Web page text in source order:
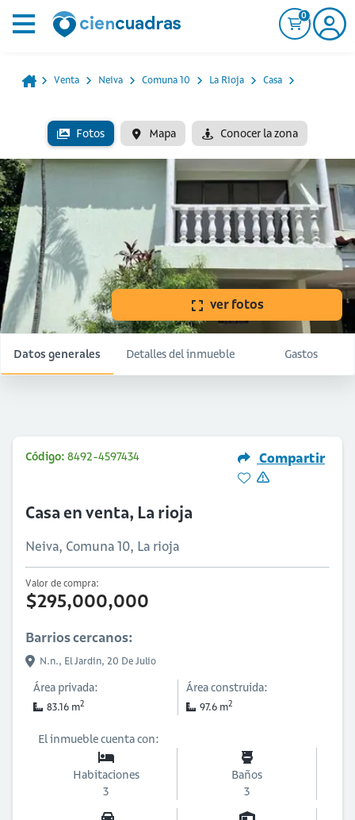
0
Venta Neiva Comuna 10 La Rioja Casa
Fotos Mapa Conocer la zona
ver fotos
Datos generales Detalles del inmueble Gastos
Código: 8492-4597434 Compartir
Casa en venta, La rioja
Neiva, Comuna 10, La rioja
Valor de compra:
$295,000,000
Barrios cercanos:
N.n., El Jardin, 20 De Julio
Área privada:
83.16 m2
Área construida:
97.6 m2
El inmueble cuenta con:
Habitaciones
3
Baños
3